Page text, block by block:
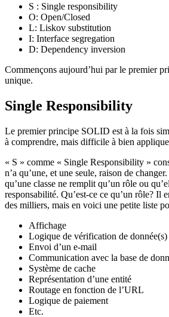
S : Single responsibility
O: Open/Closed
L: Liskov substitution
I: Interface segregation
D: Dependency inversion
Commençons aujourd’hui par le premier
unique.
Single Responsibility
Le premier principe SOLID est à la fois
à comprendre, mais difficile à bien
« S » comme « Single Responsibility »
n’a qu’une, et une seule, raison de
qu’une classe ne remplit qu’un rôle ou
responsabilité. Qu’est-ce ce qu’un rôle? Il
des milliers, mais en voici une petite liste
Affichage
Logique de vérification de donnée(s)
Envoi d’un e-mail
Communication avec la base de
Système de cache
Représentation d’une entité
Routage en fonction de l’URL
Logique de paiement
Etc.